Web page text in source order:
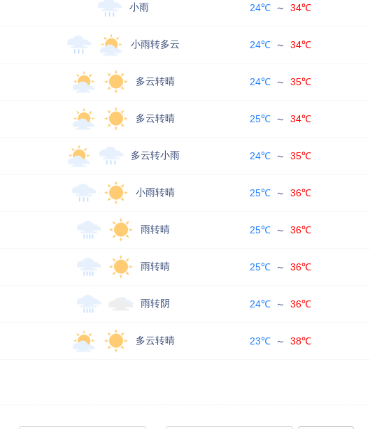
小雨 24℃ ～ 34℃
小雨转多云 24℃ ～ 34℃
多云转晴 24℃ ～ 35℃
多云转晴 25℃ ～ 34℃
多云转小雨 24℃ ～ 35℃
小雨转晴 25℃ ～ 36℃
雨转晴 25℃ ～ 36℃
雨转晴 25℃ ～ 36℃
雨转阴 24℃ ～ 36℃
多云转晴 23℃ ～ 38℃